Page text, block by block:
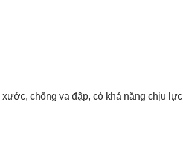
chống va đập, có khả năng chịu lực